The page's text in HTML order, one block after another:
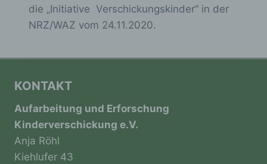
die „Initiative Verschickungskinder“ in der
NRZ/WAZ vom 24.11.2020.
KONTAKT
Aufarbeitung und Erforschung
Kinderverschickung e.V.
Anja Röhl
Kiehlufer 43
e) Profiling
Profiling ist jede Art der automatisierten
darin besteht, dass diese
personenbezogenen Daten verwendet
werden, um bestimmte persönliche Aspekte,
die sich auf eine natürliche Person beziehen,
zu bewerten, insbesondere, um Aspekte
bezüglich Arbeitsleistung, wirtschaftlicher
Lage, Gesundheit, persönlicher Vorlieben,